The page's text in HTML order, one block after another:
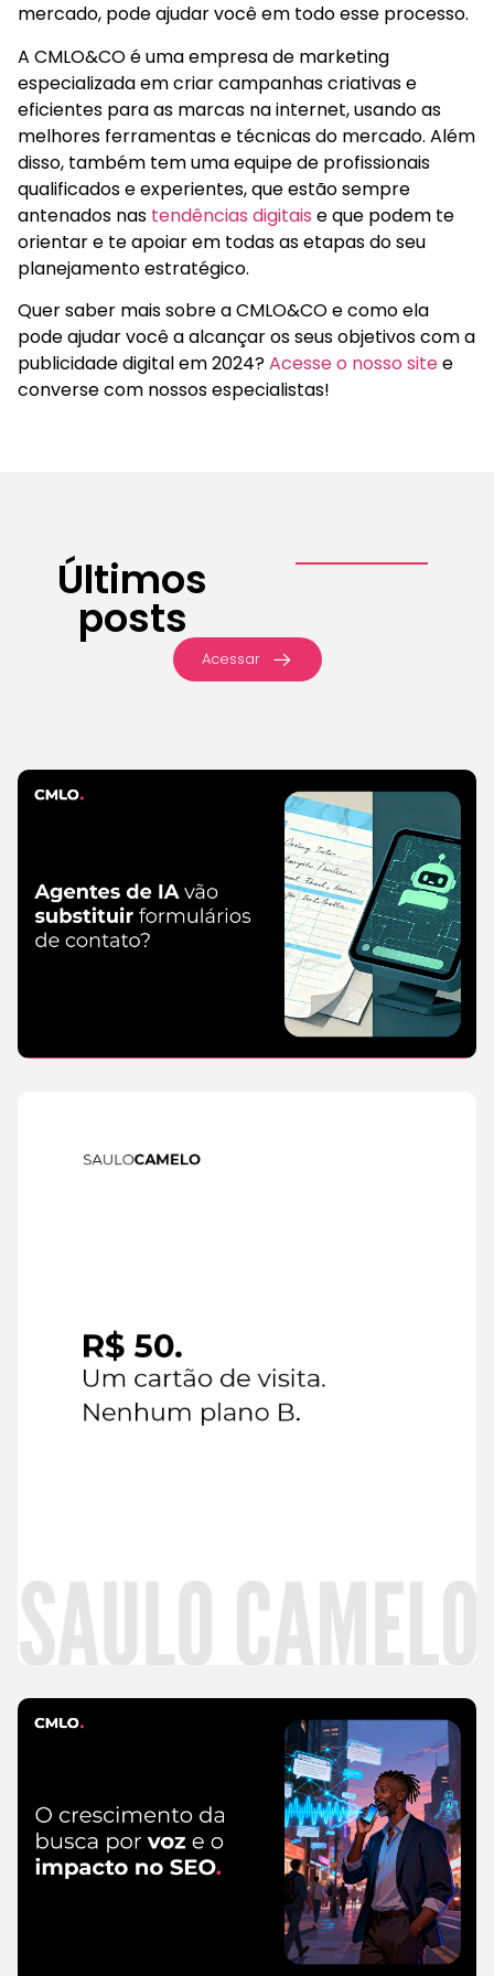
mercado, pode ajudar você em todo esse processo.
A CMLO&CO é uma empresa de marketing
especializada em criar campanhas criativas e
eficientes para as marcas na internet, usando as
melhores ferramentas e técnicas do mercado. Além
disso, também tem uma equipe de profissionais
qualificados e experientes, que estão sempre
antenados nas tendências digitais e que podem te
orientar e te apoiar em todas as etapas do seu
planejamento estratégico.
Quer saber mais sobre a CMLO&CO e como ela
pode ajudar você a alcançar os seus objetivos com a
publicidade digital em 2024?Acesse o nosso sitee
converse com nossos especialistas!
Últimos
posts
Acessar
mais
CMLO Do Zero